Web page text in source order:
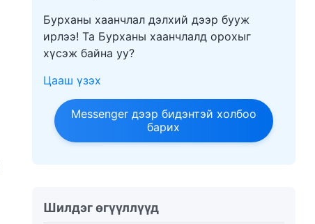
Бурханы хаанчлал дэлхий дээр бууж
ирлээ! Та Бурханы хаанчлалд орохыг
хүсэж байна уу?
Цааш үзэх
Messenger дээр бидэнтэй холбоо
барих
Шилдэг өгүүллүүд